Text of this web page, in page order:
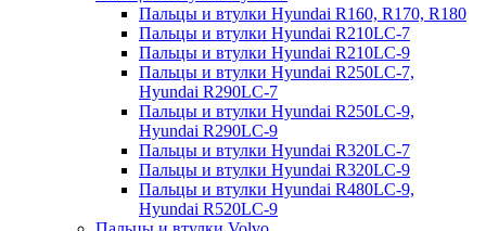
Пальцы и втулки Hyundai R160, R170, R180
Пальцы и втулки Hyundai R210LC-7
Пальцы и втулки Hyundai R210LC-9
Пальцы и втулки Hyundai R250LC-7,
Hyundai R290LC-7
Пальцы и втулки Hyundai R250LC-9,
Hyundai R290LC-9
Пальцы и втулки Hyundai R320LC-7
Пальцы и втулки Hyundai R320LC-9
Пальцы и втулки Hyundai R480LC-9,
Hyundai R520LC-9